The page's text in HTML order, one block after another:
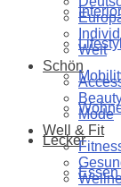
Interior
Lecker
Essen
Welt
Schön
Mode
Well & Fit